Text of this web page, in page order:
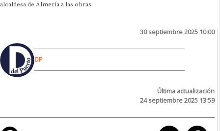
alcaldesa de Almería a las obras.
30 septiembre 2025 10:00
DP
Última actualización
24 septiembre 2025 13:59